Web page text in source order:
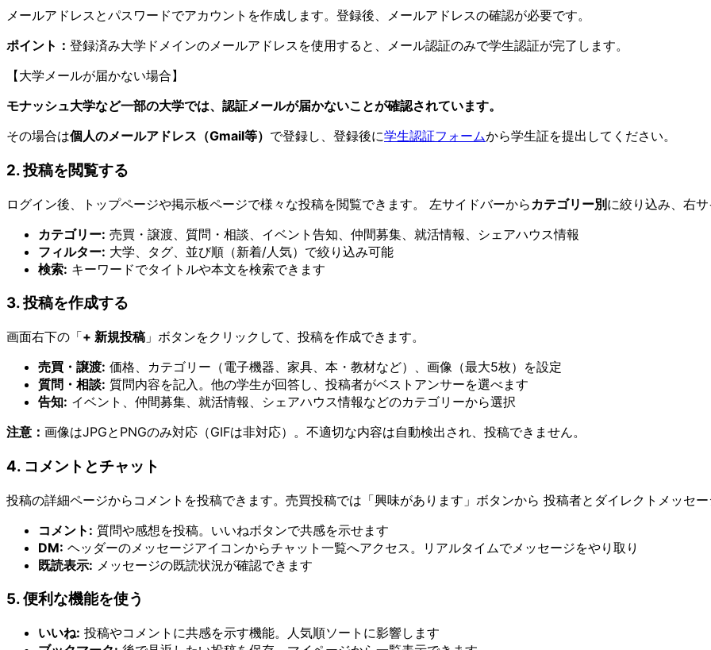
メールアドレスとパスワードでアカウントを作成します。登録後、メールアドレスの確認が必要です。
ポイント： 登録済み大学ドメインのメールアドレスを使用すると、メール認証のみで学生認証が完了します。
【大学メールが届かない場合】
モナッシュ大学など一部の大学では、認証メールが届かないことが確認されています。
その場合は個人のメールアドレス（Gmail等） で登録し、登録後に学生認証フォームから学生証を提出してください。
2. 投稿を閲覧する
ログイン後、トップページや掲示板ページで様々な投稿を閲覧できます。 左サイドバーから カテゴリー別に絞り込み、右
カテゴリー: 売買・譲渡、質問・相談、イベント告知、仲間募集、就活情報、シェアハウス情報
フィルター: 大学、タグ、並び順（新着/人気）で絞り込み可能
検索: キーワードでタイトルや本文を検索できます
3. 投稿を作成する
画面右下の「+ 新規投稿 」ボタンをクリックして、投稿を作成できます。
売買・譲渡: 価格、カテゴリー（電子機器、家具、本・教材など）、画像（最大5枚）を設定
質問・相談: 質問内容を記入。他の学生が回答し、投稿者がベストアンサーを選べます
告知: イベント、仲間募集、就活情報、シェアハウス情報などのカテゴリーから選択
注意： 画像はJPGとPNGのみ対応（GIFは非対応）。不適切な内容は自動検出され、投稿できません。
4. コメントとチャット
投稿の詳細ページからコメントを投稿できます。売買投稿では「興味があります」ボタンから 投稿者とダイレクトメッセー
コメント: 質問や感想を投稿。いいねボタンで共感を示せます
DM: ヘッダーのメッセージアイコンからチャット一覧へアクセス。リアルタイムでメッセージをやり取り
既読表示: メッセージの既読状況が確認できます
5. 便利な機能を使う
いいね: 投稿やコメントに共感を示す機能。人気順ソートに影響します